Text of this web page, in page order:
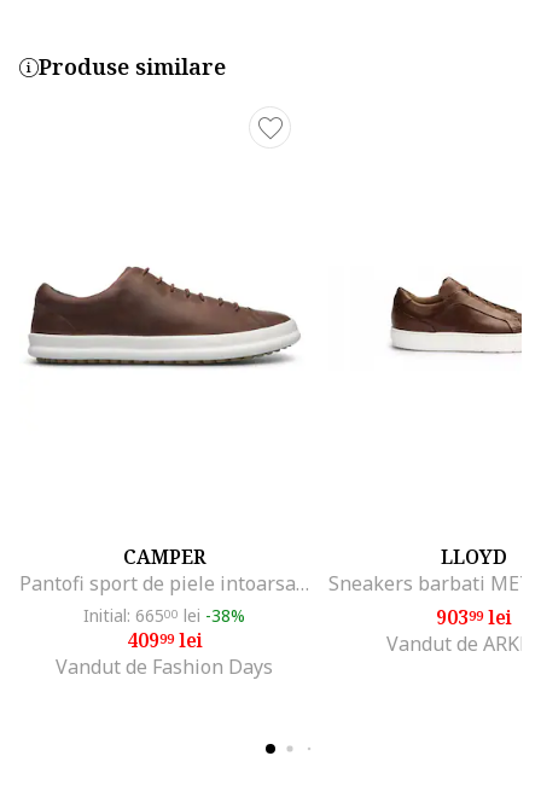
Produse similare
CAMPER
Pantofi sport de piele intoarsa Chasis, Maro
Initial: 66500 lei -38%
40999lei
Vandut de Fashion Days
LLOYD
90399lei
Vandut de